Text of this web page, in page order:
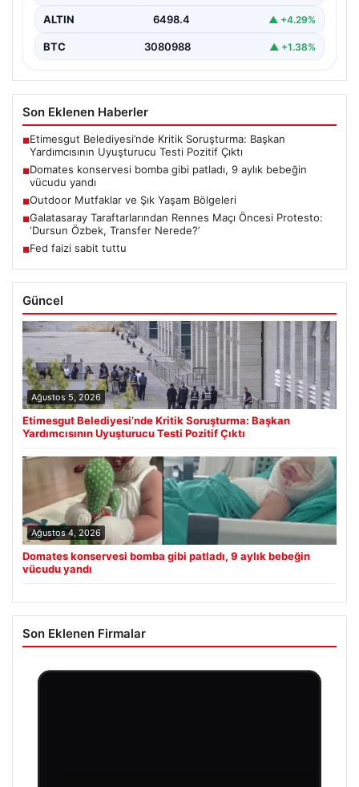
ALTIN 6498.4 ▲ +4.29%
BTC 3080988 ▲ +1.38%
Son Eklenen Haberler
■Etimesgut Belediyesi’nde Kritik Soruşturma: Başkan
Yardımcısının Uyuşturucu Testi Pozitif Çıktı
■Domates konservesi bomba gibi patladı, 9 aylık bebeğin
vücudu yandı
■Outdoor Mutfaklar ve Şık Yaşam Bölgeleri
■Galatasaray Taraftarlarından Rennes Maçı Öncesi Protesto:
‘Dursun Özbek, Transfer Nerede?’
■Fed faizi sabit tuttu
Güncel
Ağustos 5, 2026
Etimesgut Belediyesi’nde Kritik Soruşturma: Başkan
Yardımcısının Uyuşturucu Testi Pozitif Çıktı
Ağustos 4, 2026
Domates konservesi bomba gibi patladı, 9 aylık bebeğin
vücudu yandı
Son Eklenen Firmalar